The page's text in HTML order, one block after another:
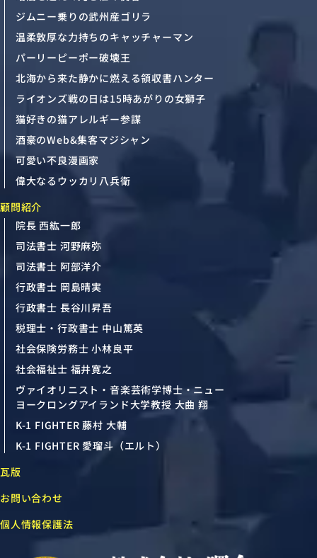
ジムニー乗りの武州産ゴリラ
温柔敦厚な力持ちのキャッチャーマン
パーリーピーポー破壊王
北海から来た静かに燃える領収書ハンター
ライオンズ戦の日は15時あがりの女獅子
猫好きの猫アレルギー参謀
酒豪のWeb&集客マジシャン
可愛い不良漫画家
偉大なるウッカリ八兵衛
顧問紹介
院長 西紘一郎
司法書士 河野麻弥
司法書士 阿部洋介
行政書士 岡島晴実
行政書士 長谷川昇吾
税理士・行政書士 中山篤英
社会保険労務士 小林良平
社会福祉士 福井寛之
ヴァイオリニスト・音楽芸術学博士・ニュー
ヨークロングアイランド大学教授 大曲 翔
K-1 FIGHTER 藤村 大輔
K-1 FIGHTER 愛瑠斗（エルト）
瓦版
お問い合わせ
個人情報保護法